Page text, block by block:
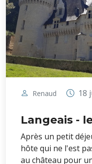
Renaud 18
Langeais -
Après un petit
hôte qui ne l'est
au château pour